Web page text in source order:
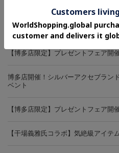
レビューを書いて【MAX1,000ポイ
【博多店限定】プレゼントフェア開
博多店開催！シルバーアクセブラン
ベント
【博多店限定】プレゼントフェア開
【干場義雅氏コラボ】気絶級アイテ